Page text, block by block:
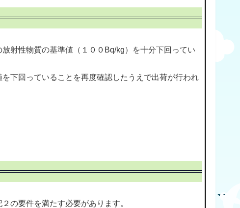
射性物質の基準値（１００Bq/kg）を十分下回ってい
下回っていることを再度確認したうえで出荷が行われ
の要件を満たす必要があります。